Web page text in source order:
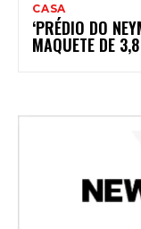
CASA
‘PRÉDIO DO
MAQUETE DE